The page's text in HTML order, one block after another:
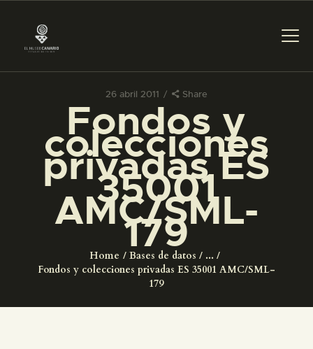
26 abril 2011 Share
Fondos y
colecciones
privadas ES
35001
AMC/SML-
179
Home Bases de datos
...
Fondos y colecciones privadas ES 35001 AMC/SML-
179
PREPARAR LA VISITA
ACTIVIDADES
█
EL MUSEO
COLECCIONES